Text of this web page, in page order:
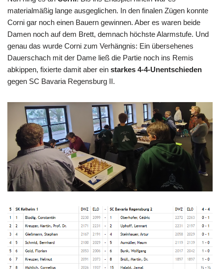
materialmäßig lange ausgeglichen. In den finalen Zügen konnte
Corni gar noch einen Bauern gewinnen. Aber es waren beide
Damen noch auf dem Brett, demnach höchste Alarmstufe. Und
genau das wurde Corni zum Verhängnis: Ein übersehenes
Dauerschach mit der Dame ließ die Partie noch ins Remis
abkippen, fixierte damit aber ein starkes 4-4-Unentschieden
gegen SC Bavaria Regensburg II.